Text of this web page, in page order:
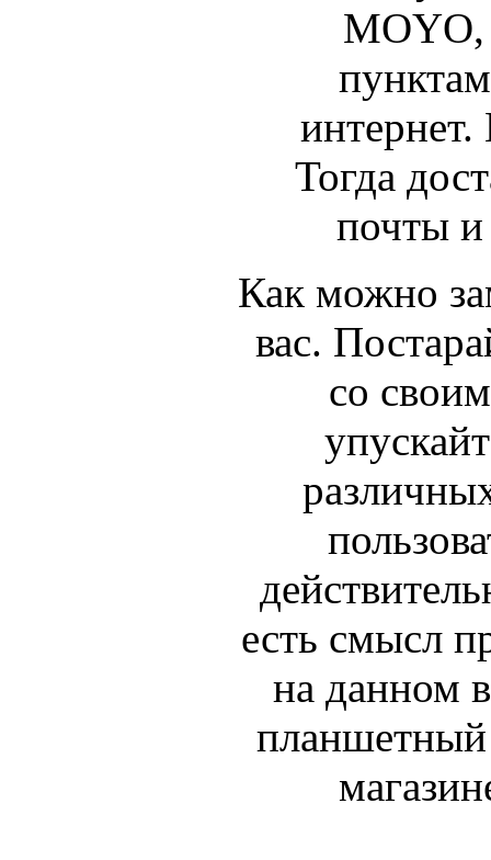
MOYO,
Тогда
почты и
Как можно
вас.
со
есть смысл
на данном
планшетный